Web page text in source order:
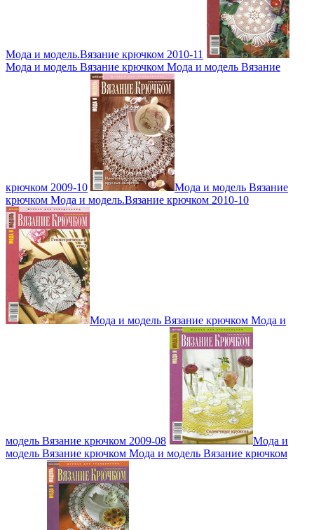
Мода и модель.Вязание крючком 2010-11
Мода и модель Вязание крючком Мода и модель Вязание
крючком 2009-10
Мода и модель Вязание
крючком Мода и модель.Вязание крючком 2010-10
Мода и модель Вязание крючком Мода и
модель Вязание крючком 2009-08
Мода и
модель Вязание крючком Мода и модель Вязание крючком